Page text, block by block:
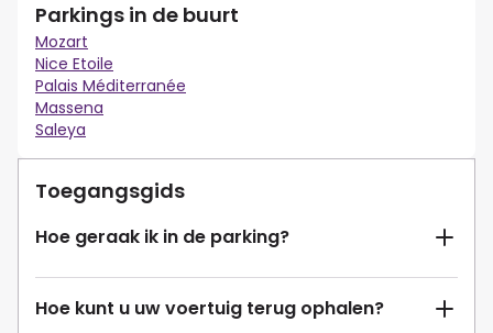
Parkings in de buurt
Mozart
Nice Etoile
Palais Méditerranée
Massena
Saleya
Toegangsgids
Hoe geraak ik in de parking?
Hoe kunt u uw voertuig terug ophalen?